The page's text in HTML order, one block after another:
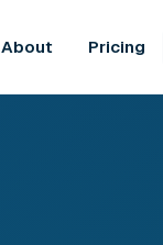
About Pricing